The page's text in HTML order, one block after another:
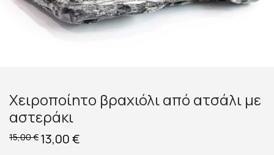
Χειροποίητο βραχιόλι από ατσάλι με
αστεράκι
15,00€ Original
price
13,00€